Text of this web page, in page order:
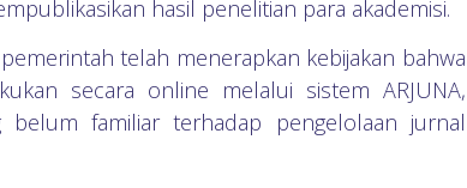
hasil penelitian para akademisi.
telah menerapkan kebijakan bahwa
secara online melalui sistem ARJUNA,
familiar terhadap pengelolaan jurnal